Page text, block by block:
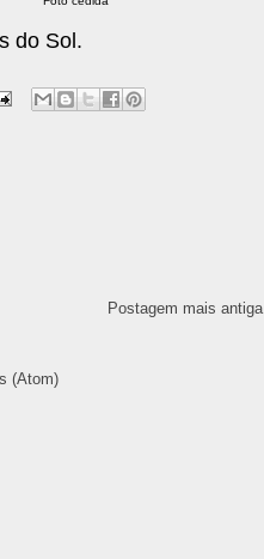
do Sol.
Postagem mais antiga
(Atom)